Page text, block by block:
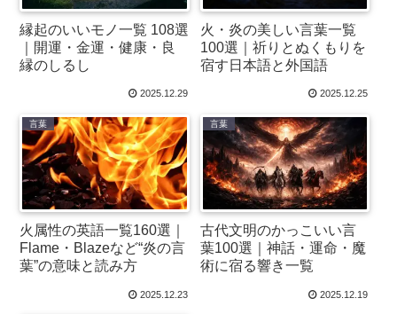
縁起のいいモノ一覧 108選
｜開運・金運・健康・良
縁のしるし
2025.12.29
火・炎の美しい言葉一覧
100選｜祈りとぬくもりを
宿す日本語と外国語
2025.12.25
言葉
火属性の英語一覧160選｜
Flame・Blazeなど“炎の言
葉”の意味と読み方
2025.12.23
言葉
古代文明のかっこいい言
葉100選｜神話・運命・魔
術に宿る響き一覧
2025.12.19